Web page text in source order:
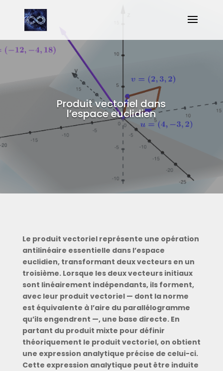
Produit vectoriel dans
l’espace euclidien
Le produit vectoriel représente une opération
antilinéaire essentielle dans l’espace
euclidien, transformant deux vecteurs en un
troisième. Lorsque les deux vecteurs initiaux
sont linéairement indépendants, ils forment,
avec leur produit vectoriel — dont la norme
est équivalente à l’aire du parallélogramme
qu’ils engendrent —, une base directe. En
partant du produit mixte pour définir
théoriquement le produit vectoriel, on obtient
une expression analytique précise de celui-ci.
Cette expression analytique peut être induite